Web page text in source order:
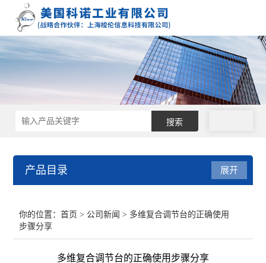
产品目录
表面张力仪
界面张力仪
展开
你的位置：首页 > 公司新闻 > 多维复合调节台的正确使用
步骤分享
多维复合调节台的正确使用步骤分享